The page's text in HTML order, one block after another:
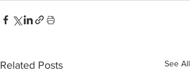
Related Posts See All